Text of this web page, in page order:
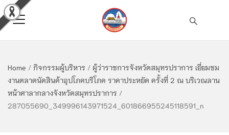
Home / กิจกรรมผู้บริหาร / ผู้ว่าราชการจังหวัดสมุทรปราการ เยี่ยมชม
งานตลาดนัดสินค้าอุปโภคบริโภค ราคาประหยัด ครั้งที่ 2 ณ บริเวณลาน
หน้าศาลากลางจังหวัดสมุทรปราการ /
287055690_349996143971524_601866955245118591_n